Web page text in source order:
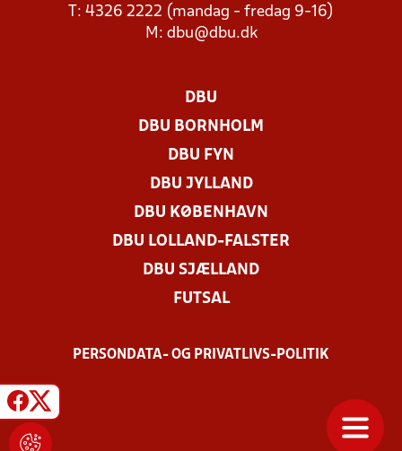
T: 4326 2222 (mandag - fredag 9-16)
M: dbu@dbu.dk
DBU
DBU BORNHOLM
DBU FYN
DBU JYLLAND
DBU KØBENHAVN
DBU LOLLAND-FALSTER
DBU SJÆLLAND
FUTSAL
PERSONDATA- OG PRIVATLIVS-POLITIK